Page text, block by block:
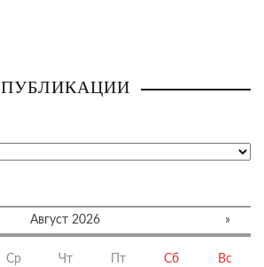
ПУБЛИКАЦИИ
Август 2026 »
Ср Чт Пт Сб Вс